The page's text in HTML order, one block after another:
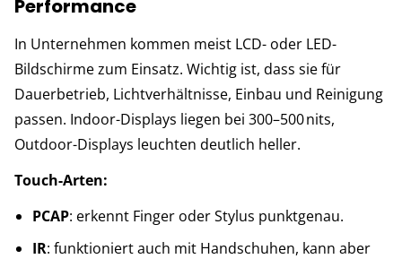
Performance
In Unternehmen kommen meist LCD- oder LED-
Bildschirme zum Einsatz. Wichtig ist, dass sie für
Dauerbetrieb, Lichtverhältnisse, Einbau und Reinigung
passen. Indoor-Displays liegen bei 300–500 nits,
Outdoor-Displays leuchten deutlich heller.
Touch-Arten:
PCAP: erkennt Finger oder Stylus punktgenau.
IR: funktioniert auch mit Handschuhen, kann aber